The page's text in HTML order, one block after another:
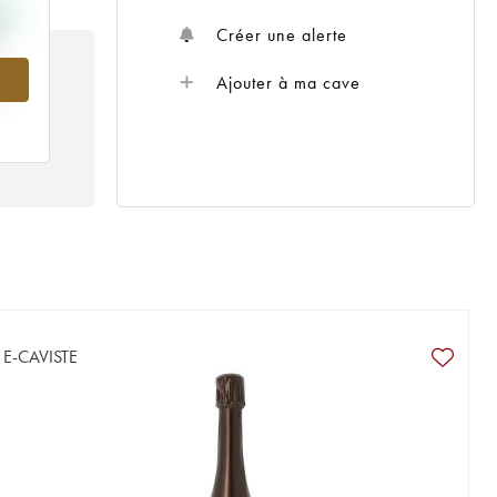
Créer une alerte
Ajouter à ma cave
E-CAVISTE